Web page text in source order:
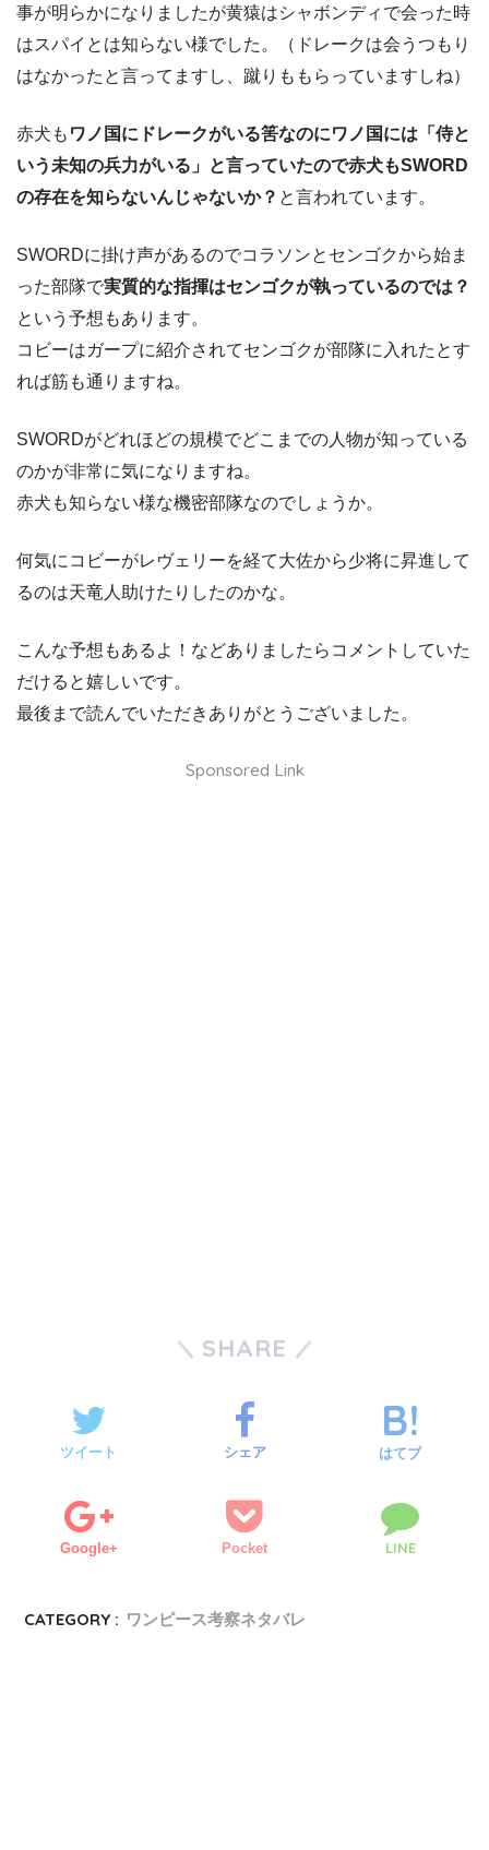
事が明らかになりましたが黄猿はシャボンディで会った時
はスパイとは知らない様でした。（ドレークは会うつもり
はなかったと言ってますし、蹴りももらっていますしね）
赤犬も ワノ国にドレークがいる筈なのにワノ国には「侍と
いう未知の兵力がいる」と言っていたので赤犬もSWORD
の存在を知らないんじゃないか？ と言われています。
SWORDに掛け声があるのでコラソンとセンゴクから始ま
った部隊で実質的な指揮はセンゴクが執っているのでは？
という予想もあります。
コビーはガープに紹介されてセンゴクが部隊に入れたとす
れば筋も通りますね。
SWORDがどれほどの規模でどこまでの人物が知っている
のかが非常に気になりますね。
赤犬も知らない様な機密部隊なのでしょうか。
何気にコビーがレヴェリーを経て大佐から少将に昇進して
るのは天竜人助けたりしたのかな。
こんな予想もあるよ！などありましたらコメントしていた
だけると嬉しいです。
最後まで読んでいただきありがとうございました。
Sponsored Link
SHARE
ツイート シェア はてブ
Google+ Pocket LINE
CATEGORY : ワンピース考察ネタバレ